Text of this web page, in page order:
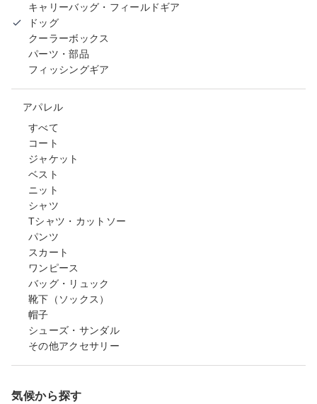
キャリーバッグ・フィールドギア
ドッグ
クーラーボックス
パーツ・部品
フィッシングギア
アパレル
すべて
コート
ジャケット
ベスト
ニット
シャツ
Tシャツ・カットソー
パンツ
スカート
ワンピース
バッグ・リュック
靴下（ソックス）
帽子
シューズ・サンダル
その他アクセサリー
気候から探す